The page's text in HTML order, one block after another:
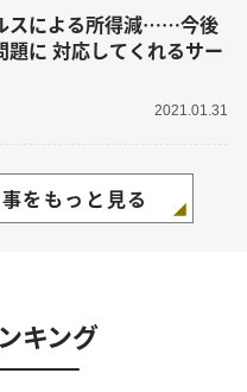
スによる所得減……今後
題に 対応してくれるサー
2021.01.31
をもっと見る
キング